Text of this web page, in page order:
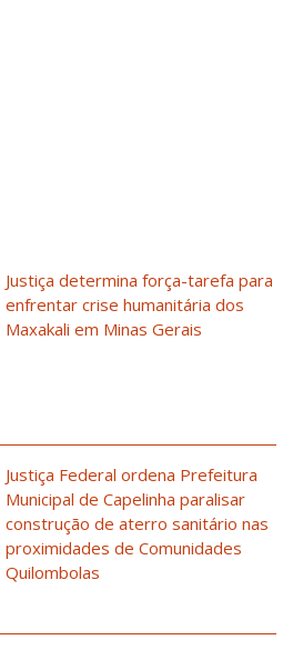
Justiça determina força-tarefa para
enfrentar crise humanitária dos
Maxakali em Minas Gerais
Justiça Federal ordena Prefeitura
Municipal de Capelinha paralisar
construção de aterro sanitário nas
proximidades de Comunidades
Quilombolas